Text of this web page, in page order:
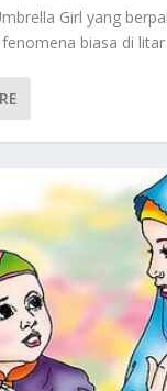
Girl yang
biasa di litar